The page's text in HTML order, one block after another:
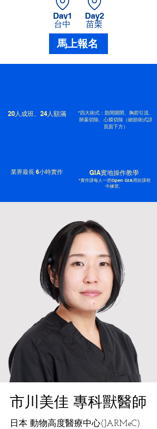
Day1
​台中
Day2
​苗栗
馬上報名
20人成班、24人額滿
*四大術式：肋間開閉、胸腔引流、
肺葉切除、心膜切除（細節術式詳
頁面下方）
GIA實地操作教學
*實作課每人一把Open GIA用於課程
中練習。
​業界最長 6小時實作
市川美佳 專科獸醫師
日本 動物高度醫療中心(JARMeC)